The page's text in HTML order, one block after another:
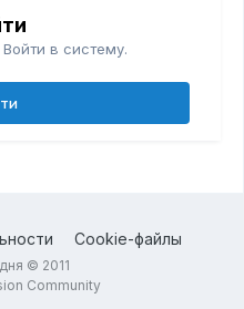
в систему.
Cookie-файлы
© 2011
Community